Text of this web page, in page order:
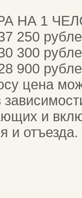
НА 1
250
300
900
цена
и
и отъезда.